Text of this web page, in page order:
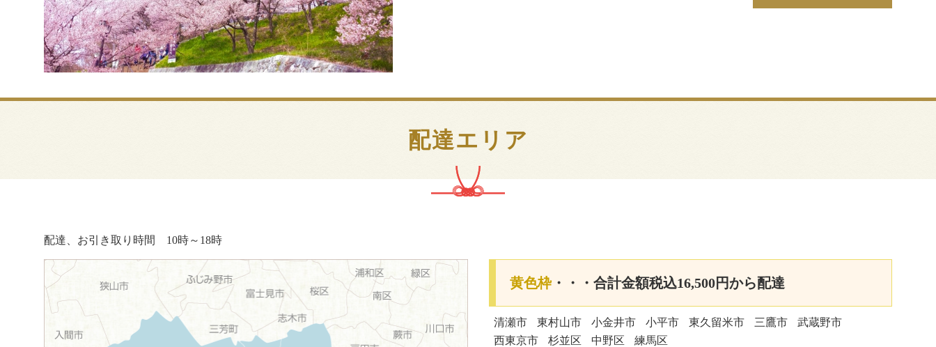
配達エリア
配達、お引き取り時間 10時～18時
黄色枠・・・合計金額税込16,500円から配達
清瀬市 東村山市 小金井市 小平市 東久留米市 三鷹市
武蔵野市
西東京市
杉並区 中野区 練馬区